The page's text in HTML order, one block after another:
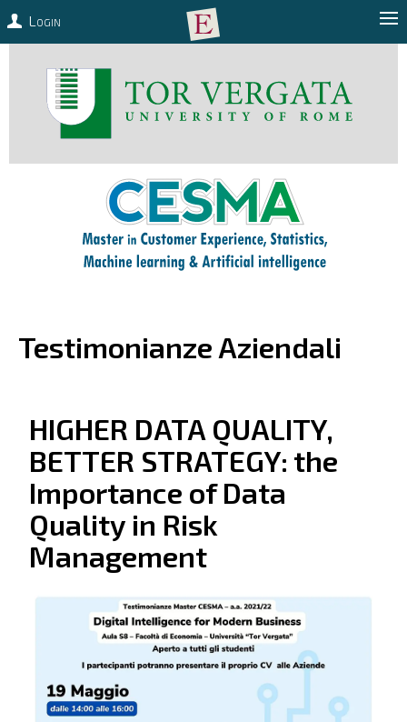
Login
Testimonianze Aziendali
HIGHER DATA QUALITY,
BETTER STRATEGY: the
Importance of Data
Quality in Risk
Management